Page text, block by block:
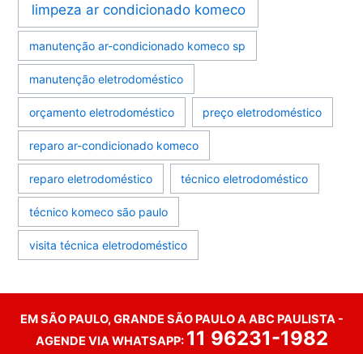
limpeza ar condicionado komeco
manutenção ar-condicionado komeco sp
manutenção eletrodoméstico
orçamento eletrodoméstico preço eletrodoméstico
reparo ar-condicionado komeco
reparo eletrodoméstico técnico eletrodoméstico
técnico komeco são paulo
visita técnica eletrodoméstico
EM SÃO PAULO, GRANDE SÃO PAULO A ABC PAULISTA -
AGENDE VIA WHATSAPP: 11 96231-1982